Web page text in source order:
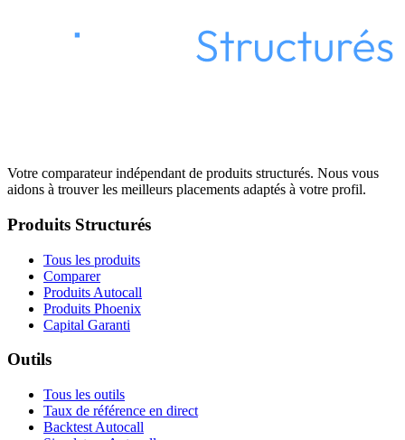
Votre comparateur indépendant de produits structurés. Nous vous
aidons à trouver les meilleurs placements adaptés à votre profil.
Produits Structurés
Tous les produits
Comparer
Produits Autocall
Produits Phoenix
Capital Garanti
Outils
Tous les outils
Taux de référence en direct
Backtest Autocall